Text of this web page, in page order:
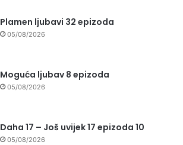
Plamen ljubavi 32 epizoda
05/08/2026
Moguća ljubav 8 epizoda
05/08/2026
Daha 17 – Još uvijek 17 epizoda 10
05/08/2026